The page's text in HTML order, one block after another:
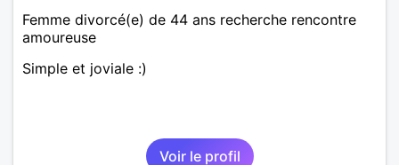
Femme divorcé(e) de 44 ans recherche rencontre
amoureuse
Simple et joviale :)
Voir le profil